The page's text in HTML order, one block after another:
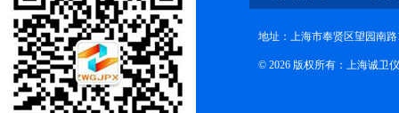
地址：上海市奉贤区望园南路
© 2026 版权所有：上海诚卫